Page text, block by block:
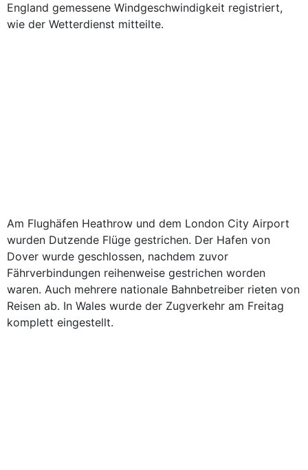
England gemessene Windgeschwindigkeit registriert,
wie der Wetterdienst mitteilte.
Am Flughäfen Heathrow und dem London City Airport
wurden Dutzende Flüge gestrichen. Der Hafen von
Dover wurde geschlossen, nachdem zuvor
Fährverbindungen reihenweise gestrichen worden
waren. Auch mehrere nationale Bahnbetreiber rieten von
Reisen ab. In Wales wurde der Zugverkehr am Freitag
komplett eingestellt.